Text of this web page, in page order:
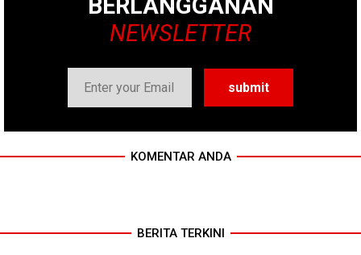
BERLANGGANAN
NEWSLETTER
KOMENTAR ANDA
BERITA TERKINI